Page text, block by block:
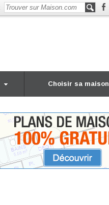
Choisir sa maison